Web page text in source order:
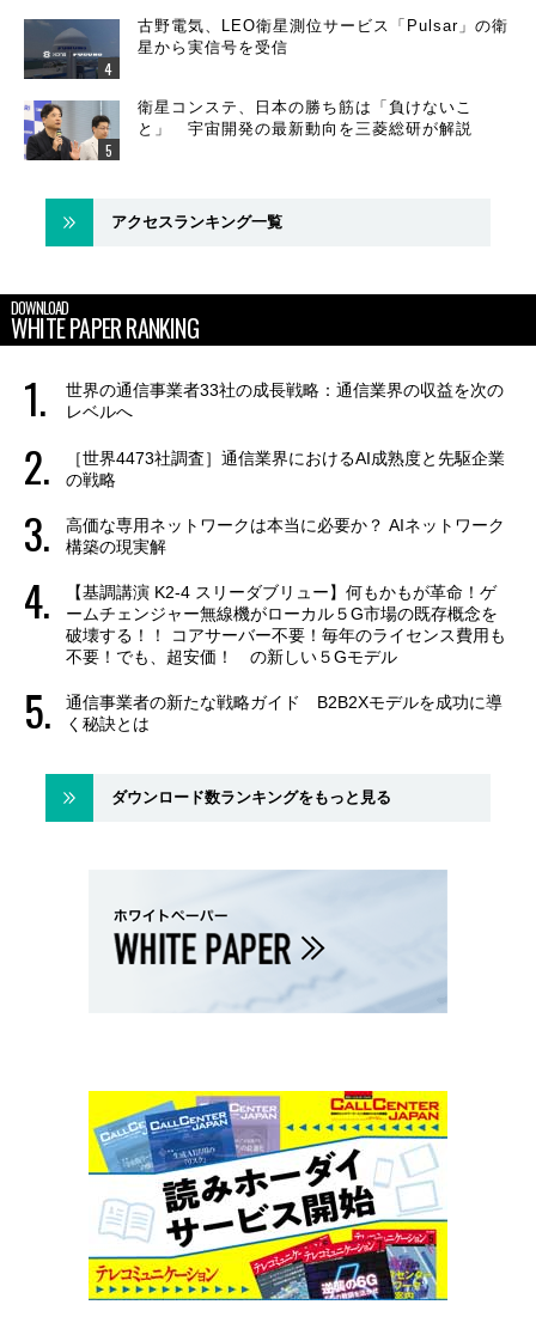
古野電気、LEO衛星測位サービス「Pulsar」の衛
星から実信号を受信
衛星コンステ、日本の勝ち筋は「負けないこ
と」 宇宙開発の最新動向を三菱総研が解説
アクセスランキング一覧
DOWNLOAD
WHITE PAPER RANKING
世界の通信事業者33社の成長戦略：通信業界の収益を次の
レベルへ
［世界4473社調査］通信業界におけるAI成熟度と先駆企業
の戦略
高価な専用ネットワークは本当に必要か？ AIネットワーク
構築の現実解
【基調講演 K2-4 スリーダブリュー】何もかもが革命！ゲ
ームチェンジャー無線機がローカル５G市場の既存概念を
破壊する！！ コアサーバー不要！毎年のライセンス費用も
不要！でも、超安価！ の新しい５Gモデル
通信事業者の新たな戦略ガイド B2B2Xモデルを成功に導
く秘訣とは
ダウンロード数ランキングをもっと見る